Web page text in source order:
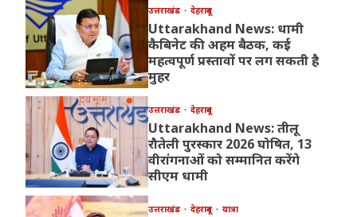
उत्तराखंड देहरादून
Uttarakhand News: धामी
कैबिनेट की अहम बैठक, कई
महत्वपूर्ण प्रस्तावों पर लग सकती है
मुहर
उत्तराखंड देहरादून
Uttarakhand News: तीलू
रौतेली पुरस्कार 2026 घोषित, 13
वीरांगनाओं को सम्मानित करेंगे
सीएम धामी
उत्तराखंड देहरादून यात्रा